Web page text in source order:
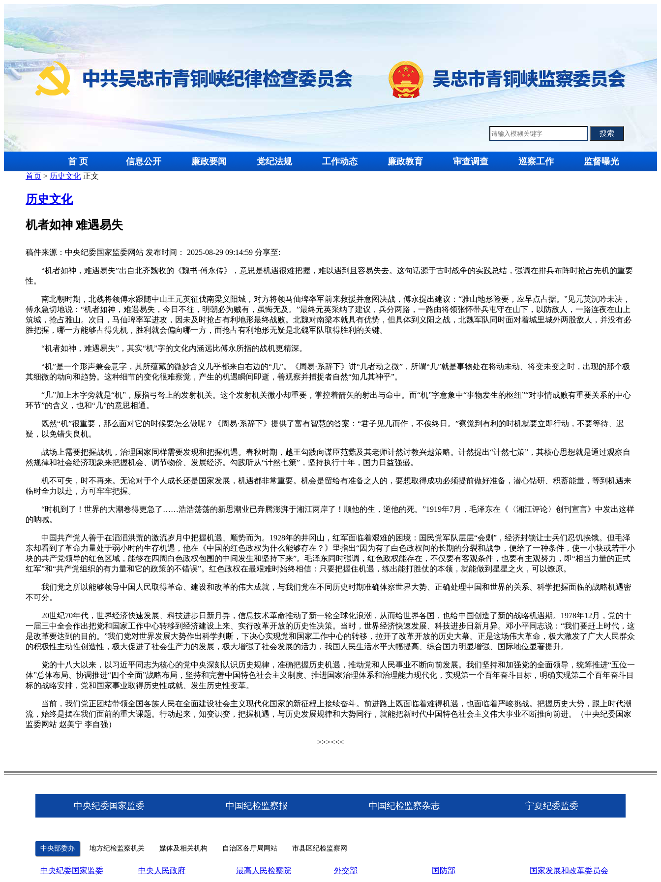
首 页 信息公开 廉政要闻 党纪法规 工作动态 廉政教育 审查调查 巡察工作 监督曝光
首页 > 历史文化 正文
历史文化
机者如神 难遇易失
稿件来源：中央纪委国家监委网站 发布时间： 2025-08-29 09:14:59 分享至:
“机者如神，难遇易失”出自北齐魏收的《魏书·傅永传》，意思是机遇很难把握，难以遇到且容易失去。这句话源于古时战争的实践总结，强调在排兵布阵时抢占先机的重要
性。
南北朝时期，北魏将领傅永跟随中山王元英征伐南梁义阳城，对方将领马仙琕率军前来救援并意图决战，傅永提出建议：“雅山地形险要，应早点占据。”见元英沉吟未决，
傅永急切地说：“机者如神，难遇易失，今日不往，明朝必为贼有，虽悔无及。”最终元英采纳了建议，兵分两路，一路由将领张怀带兵屯守在山下，以防敌人，一路连夜在山上
筑城，抢占雅山。次日，马仙琕率军进攻，因未及时抢占有利地形最终战败。北魏对南梁本就具有优势，但具体到义阳之战，北魏军队同时面对着城里城外两股敌人，并没有必
胜把握，哪一方能够占得先机，胜利就会偏向哪一方，而抢占有利地形无疑是北魏军队取得胜利的关键。
“机者如神，难遇易失”，其实“机”字的文化内涵远比傅永所指的战机更精深。
“机”是一个形声兼会意字，其所蕴藏的微妙含义几乎都来自右边的“几”。《周易·系辞下》讲“几者动之微”，所谓“几”就是事物处在将动未动、将变未变之时，出现的那个极
其细微的动向和趋势。这种细节的变化很难察觉，产生的机遇瞬间即逝，善观察并捕捉者自然“知几其神乎”。
“几”加上木字旁就是“机”，原指弓弩上的发射机关。这个发射机关微小却重要，掌控着箭矢的射出与命中。而“机”字意象中“事物发生的枢纽”“对事情成败有重要关系的中心
环节”的含义，也和“几”的意思相通。
既然“机”很重要，那么面对它的时候要怎么做呢？《周易·系辞下》提供了富有智慧的答案：“君子见几而作，不俟终日。”察觉到有利的时机就要立即行动，不要等待、迟
疑，以免错失良机。
战场上需要把握战机，治理国家同样需要发现和把握机遇。春秋时期，越王勾践向谋臣范蠡及其老师计然讨教兴越策略。计然提出“计然七策”，其核心思想就是通过观察自
然规律和社会经济现象来把握机会、调节物价、发展经济。勾践听从“计然七策”，坚持执行十年，国力日益强盛。
机不可失，时不再来。无论对于个人成长还是国家发展，机遇都非常重要。机会是留给有准备之人的，要想取得成功必须提前做好准备，潜心钻研、积蓄能量，等到机遇来
临时全力以赴，方可牢牢把握。
“时机到了！世界的大潮卷得更急了……浩浩荡荡的新思潮业已奔腾澎湃于湘江两岸了！顺他的生，逆他的死。”1919年7月，毛泽东在《〈湘江评论〉创刊宣言》中发出这样
的呐喊。
中国共产党人善于在滔滔洪荒的激流岁月中把握机遇、顺势而为。1928年的井冈山，红军面临着艰难的困境：国民党军队层层“会剿”，经济封锁让士兵们忍饥挨饿。但毛泽
东却看到了革命力量处于弱小时的生存机遇，他在《中国的红色政权为什么能够存在？》里指出“因为有了白色政权间的长期的分裂和战争，便给了一种条件，使一小块或若干小
块的共产党领导的红色区域，能够在四周白色政权包围的中间发生和坚持下来”。毛泽东同时强调，红色政权能存在，不仅要有客观条件，也要有主观努力，即“相当力量的正式
红军”和“共产党组织的有力量和它的政策的不错误”。红色政权在最艰难时始终相信：只要把握住机遇，练出能打胜仗的本领，就能做到星星之火，可以燎原。
我们党之所以能够领导中国人民取得革命、建设和改革的伟大成就，与我们党在不同历史时期准确体察世界大势、正确处理中国和世界的关系、科学把握面临的战略机遇密
不可分。
20世纪70年代，世界经济快速发展、科技进步日新月异，信息技术革命推动了新一轮全球化浪潮，从而给世界各国，也给中国创造了新的战略机遇期。1978年12月，党的十
一届三中全会作出把党和国家工作中心转移到经济建设上来、实行改革开放的历史性决策。当时，世界经济快速发展、科技进步日新月异。邓小平同志说：“我们要赶上时代，这
是改革要达到的目的。”我们党对世界发展大势作出科学判断，下决心实现党和国家工作中心的转移，拉开了改革开放的历史大幕。正是这场伟大革命，极大激发了广大人民群众
的积极性主动性创造性，极大促进了社会生产力的发展，极大增强了社会发展的活力，我国人民生活水平大幅提高、综合国力明显增强、国际地位显著提升。
党的十八大以来，以习近平同志为核心的党中央深刻认识历史规律，准确把握历史机遇，推动党和人民事业不断向前发展。我们坚持和加强党的全面领导，统筹推进“五位一
体”总体布局、协调推进“四个全面”战略布局，坚持和完善中国特色社会主义制度、推进国家治理体系和治理能力现代化，实现第一个百年奋斗目标，明确实现第二个百年奋斗目
标的战略安排，党和国家事业取得历史性成就、发生历史性变革。
当前，我们党正团结带领全国各族人民在全面建设社会主义现代化国家的新征程上接续奋斗。前进路上既面临着难得机遇，也面临着严峻挑战。把握历史大势，跟上时代潮
流，始终是摆在我们面前的重大课题。行动起来，知变识变，把握机遇，与历史发展规律和大势同行，就能把新时代中国特色社会主义伟大事业不断推向前进。（中央纪委国家
监委网站 赵美宁 李自强）
>>><<<
中央纪委国家监委 中国纪检监察报 中国纪检监察杂志 宁夏纪委监委
中央部委办 地方纪检监察机关 媒体及相关机构 自治区各厅局网站 市县区纪检监察网
中央纪委国家监委 中央人民政府 最高人民检察院 外交部 国防部 国家发展和改革委员会